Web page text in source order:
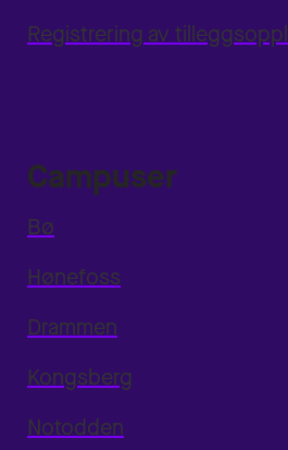
Registrering av
Campuser
Bø
Hønefoss
Drammen
Kongsberg
Notodden